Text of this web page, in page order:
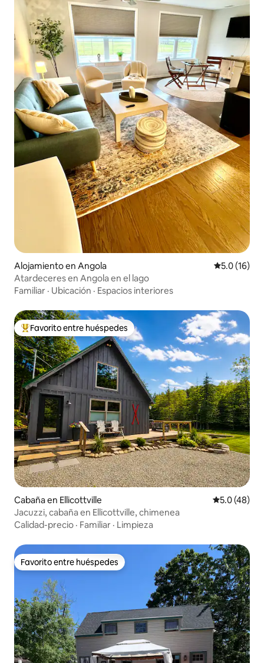
Alojamiento en Angola Calificación
5.0 (16)
Atardeceres en Angola en el lago
Familiar · Ubicación · Espacios interiores
Favorito entre huéspedes preferido
Favorito entre huéspedes
Cabaña en Ellicottville Calificación
5.0 (48)
Jacuzzi, cabaña en Ellicottville, chimenea
Calidad-precio · Familiar · Limpieza
Favorito entre huéspedes
Favorito entre huéspedes